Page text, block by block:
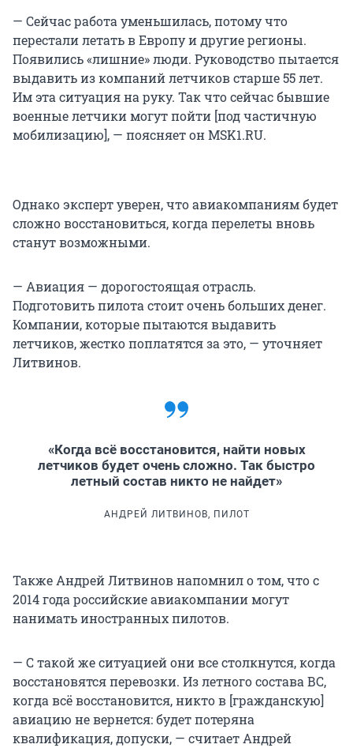
— Сейчас работа уменьшилась, потому что
перестали летать в Европу и другие регионы.
Появились «лишние» люди. Руководство пытается
выдавить из компаний летчиков старше 55 лет.
Им эта ситуация на руку. Так что сейчас бывшие
военные летчики могут пойти [под частичную
мобилизацию], — поясняет он MSK1.RU.
Однако эксперт уверен, что авиакомпаниям будет
сложно восстановиться, когда перелеты вновь
станут возможными.
— Авиация — дорогостоящая отрасль.
Подготовить пилота стоит очень больших денег.
Компании, которые пытаются выдавить
летчиков, жестко поплатятся за это, — уточняет
Литвинов.
«Когда всё восстановится, найти новых
летчиков будет очень сложно. Так быстро
летный состав никто не найдет»
АНДРЕЙ ЛИТВИНОВ, ПИЛОТ
Также Андрей Литвинов напомнил о том, что с
2014 года российские авиакомпании могут
нанимать иностранных пилотов.
— С такой же ситуацией они все столкнутся, когда
восстановятся перевозки. Из летного состава ВС,
когда всё восстановится, никто в [гражданскую]
авиацию не вернется: будет потеряна
квалификация, допуски, — считает Андрей